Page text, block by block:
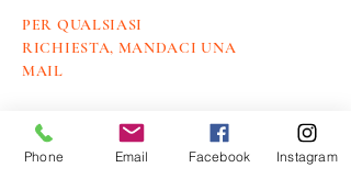
PER QUALSIASI
RICHIESTA, MANDACI UNA
MAIL
Phone Email Facebook Instagram